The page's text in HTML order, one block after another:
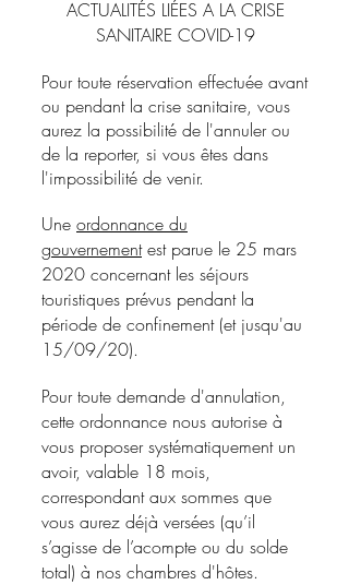
ACTUALITÉS LIÉES A LA CRISE
SANITAIRE COVID-19
Pour toute réservation effectuée avant
ou pendant la crise sanitaire, vous
aurez la possibilité de l'annuler ou
de la reporter, si vous êtes dans
l'impossibilité de venir.
Une ordonnance du
gouvernementest parue le 25 mars
2020 concernant les séjours
touristiques prévus pendant la
période de confinement (et jusqu'au
15/09/20).
Pour toute demande d'annulation,
cette ordonnance nous autorise à
vous proposer systématiquement un
avoir, valable 18 mois,
correspondant aux sommes que
vous aurez déjà versées (qu’il
s’agisse de l’acompte ou du solde
total) à nos chambres d'hôtes.